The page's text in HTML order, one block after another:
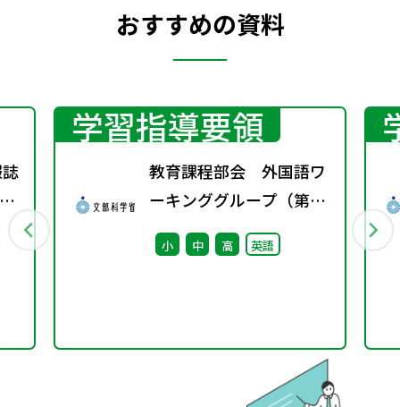
おすすめの資料
学習指導要領
教育課程部会 外国語ワ
ーキンググループ（第11
回） 配付資料
小 中 高 英語